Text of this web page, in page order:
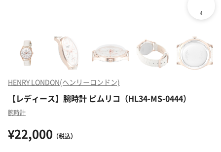
HENRY LONDON(ヘンリーロンドン)
【レディース】腕時計 ピムリコ（HL34-MS-0444）
腕時計
¥22,000 （税込）